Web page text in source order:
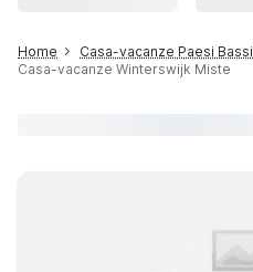
Home Casa-vacanze Paesi Bassi
Casa-vacanze Winterswijk Miste